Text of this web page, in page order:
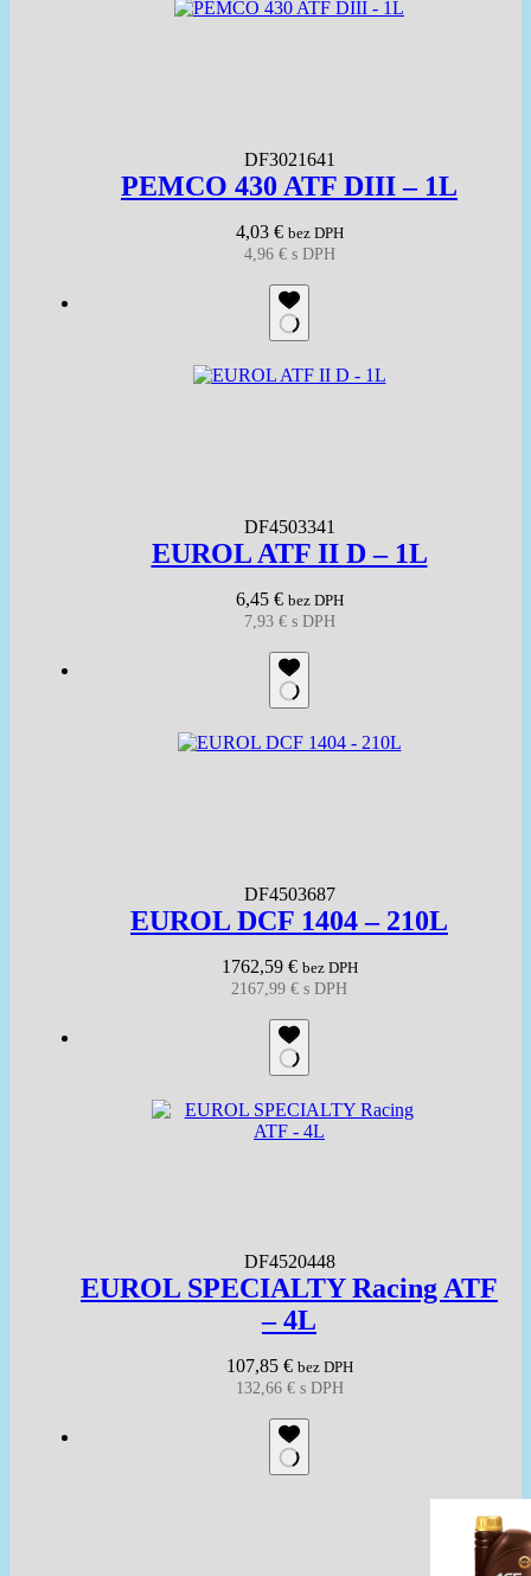
DF3021641
PEMCO 430 ATF DIII – 1L
4,03 € bez DPH
4,96 €s DPH
DF4503341
EUROL ATF II D – 1L
6,45 € bez DPH
7,93 €s DPH
DF4503687
EUROL DCF 1404 – 210L
1762,59 € bez DPH
2167,99 € s DPH
DF4520448
EUROL SPECIALTY Racing ATF
– 4L
107,85 € bez DPH
132,66 €s DPH